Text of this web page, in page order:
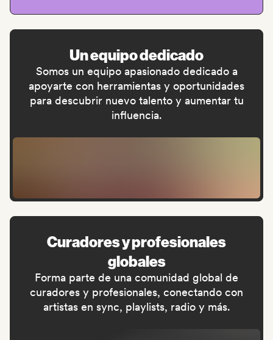
Un equipo dedicado
Somos un equipo apasionado dedicado a
apoyarte con herramientas y oportunidades
para descubrir nuevo talento y aumentar tu
influencia.
Curadores y profesionales
globales
Forma parte de una comunidad global de
curadores y profesionales, conectando con
artistas en sync, playlists, radio y más.